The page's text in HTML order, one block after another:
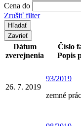
Cena do
Zrušiť filter
Zavrieť
Dátum
zverejnenia
Číslo
Popis
26. 7. 2019
93/2019
zemné